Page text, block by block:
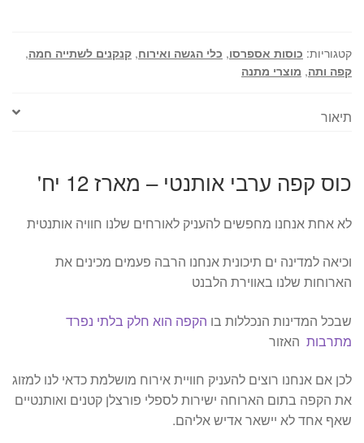
מארז
12
קטגוריות: כוסות אספרסו, כלי הגשה ואירוח, קנקנים לשתייה חמה,
קפה ותה, מוצרי מתנה
תיאור
כוס קפה ערבי אותנטי – מארז 12 יח'
לא אחת אנחנו מחפשים להעניק לאורחים שלנו חוויה אותנטית
וכיאה למדינה ים תיכונית אנחנו הרבה פעמים מכינים את
הארוחות שלנו באווירת הלבנט
שבכל המדינות הנכללות בו הקפה הוא חלק בלתי נפרד
מתרבות האזור
לכן אם אנחנו רוצים להעניק חוויית אירוח מושלמת כדאי לנו למזוג
את הקפה בתום הארוחה ישירות לספלי פורצלן קטנים ואותנטיים
שאף אחד לא יישאר אדיש אליהם.